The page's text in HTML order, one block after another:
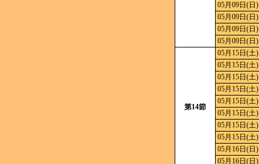
05月09日(日)
05月09日(日)
05月09日(日)
05月09日(日)
第14節
05月15日(土)
05月15日(土)
05月15日(土)
05月15日(土)
05月15日(土)
05月15日(土)
05月15日(土)
05月15日(土)
05月16日(日)
05月16日(日)